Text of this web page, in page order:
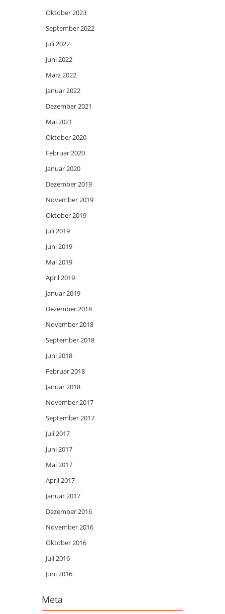
Oktober 2023
September 2022
Juli 2022
Juni 2022
März 2022
Januar 2022
Dezember 2021
Mai 2021
Oktober 2020
Februar 2020
Januar 2020
Dezember 2019
November 2019
Oktober 2019
Juli 2019
Juni 2019
Mai 2019
April 2019
Januar 2019
Dezember 2018
November 2018
September 2018
Juni 2018
Februar 2018
Januar 2018
November 2017
September 2017
Juli 2017
Juni 2017
Mai 2017
April 2017
Januar 2017
Dezember 2016
November 2016
Oktober 2016
Juli 2016
Juni 2016
Meta